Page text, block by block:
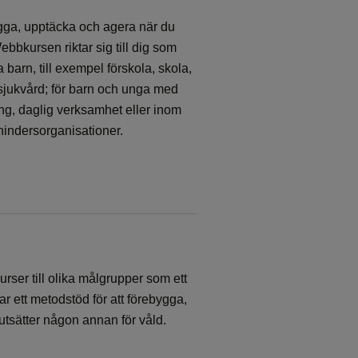
upptäcka och agera när du
riktar sig till dig som
barn, till exempel förskola, skola,
för barn och unga med
daglig verksamhet eller inom
till olika målgrupper som ett
ett metodstöd för att förebygga,
någon annan för våld.